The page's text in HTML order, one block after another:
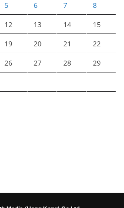
5 6 7 8
12 13 14 15
19 20 21 22
26 27 28 29